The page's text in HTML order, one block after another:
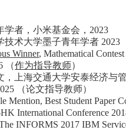
者，小米基金会，2023
术大学墨子青年学者 2023
Winner, Mathematical
（作为指导教师）
上海交通大学安泰经济与
（论文指导教师）
Mention, Best Student Paper
International Conference
INFORMS 2017 IBM